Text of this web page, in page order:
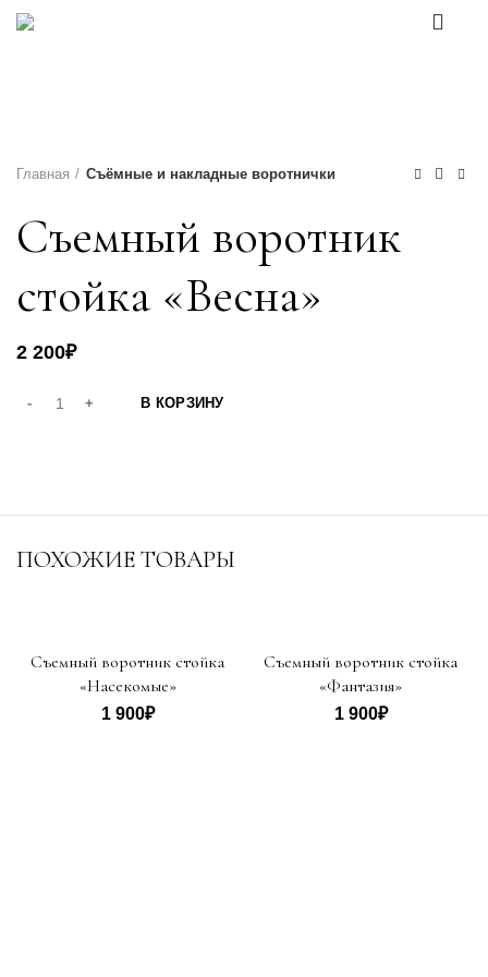
Главная Съёмные и накладные воротнички
Съемный воротник
стойка «Весна»
2 200₽
В КОРЗИНУ
ПОХОЖИЕ ТОВАРЫ
Съемный воротник стойка
«Насекомые»
1 900₽
Съемный воротник стойка
«Фантазия»
1 900₽